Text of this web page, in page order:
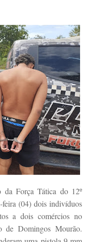
Força Tática do 12º
feira (04) dois indivíduos
a dois comércios no
de Domingos Mourão.